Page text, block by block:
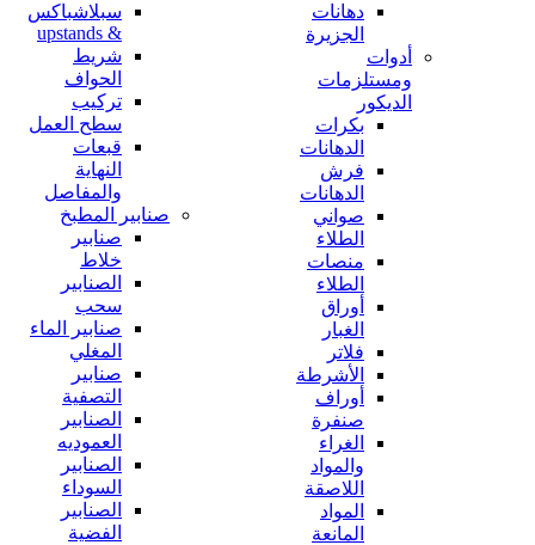
دهانات
الجزيرة
أدوات
ومستلزمات
الديكور
بكرات
الدهانات
فرش
الدهانات
صواني
الطلاء
منصات
الطلاء
أوراق
الغبار
فلاتر
الأشرطة
أوراف
صنفرة
الغراء
والمواد
اللاصقة
المواد
المانعة
سبلاشباكس
& upstands
شريط
الحواف
تركيب
سطح العمل
قبعات
النهاية
والمفاصل
صنابير المطبخ
صنابير
خلاط
الصنابير
سحب
صنابير الماء
المغلي
صنابير
التصفية
الصنابير
العموديه
الصنابير
السوداء
الصنابير
الفضية